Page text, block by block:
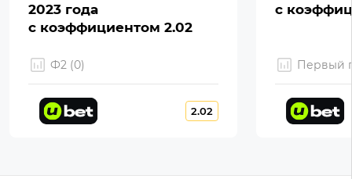
2023 года
с коэффициентом 2.02
Ф2 (0)
2.02
с
Первый